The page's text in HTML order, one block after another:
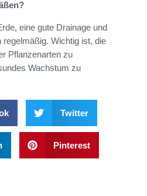
eine gute Drainage und
Wichtig ist, die
Pflanzenarten zu
Wachstum zu
Twitter
Pinterest